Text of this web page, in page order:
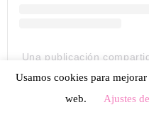
Una publicación
. Aunque la
cejas, es cierto que
Usamos cookies para
web.
Ajustes